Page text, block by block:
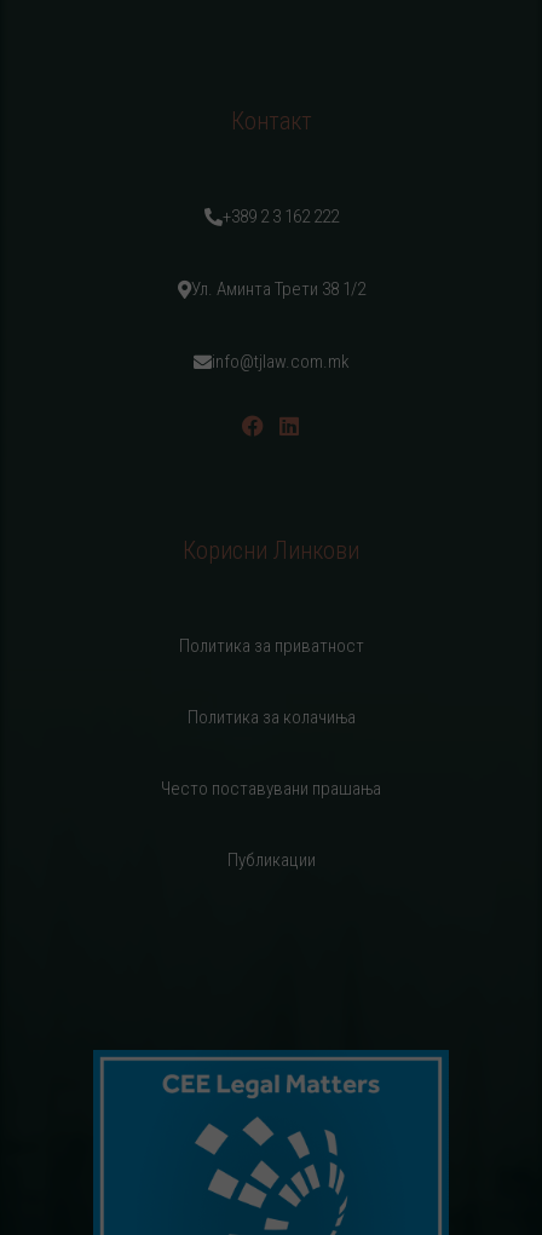
Контакт
+389 2 3 162 222
Ул. Аминта Трети 38 1/2
info@tjlaw.com.mk
Корисни Линкови
Политика за приватност
Политика за колачиња
Често поставувани прашања
Публикации